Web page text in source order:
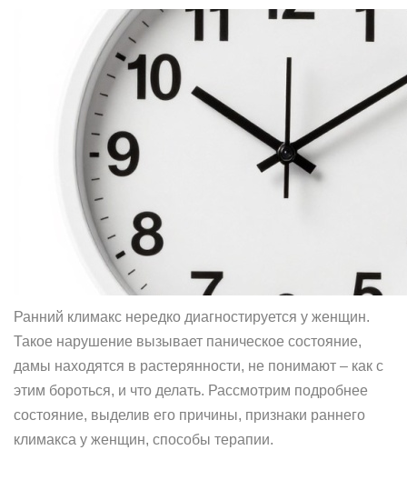
Ранний климакс нередко диагностируется у женщин.
Такое нарушение вызывает паническое состояние,
дамы находятся в растерянности, не понимают – как с
этим бороться, и что делать. Рассмотрим подробнее
состояние, выделив его причины, признаки раннего
климакса у женщин, способы терапии.